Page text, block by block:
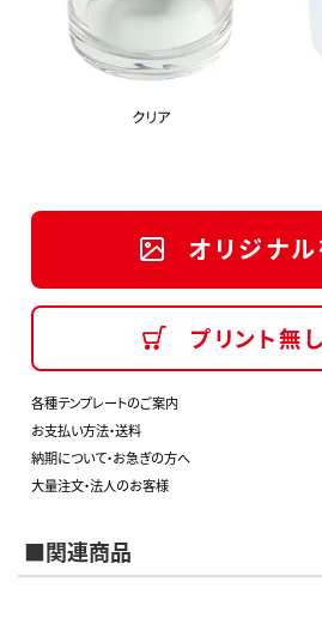
オリジナ
プリント無
各種テンプレートのご案内
お支払い方法・送料
納期について・お急ぎの方へ
大量注文・法人のお客様
■関連商品